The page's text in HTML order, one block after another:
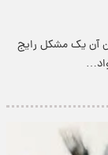
آن یک مشکل رایج